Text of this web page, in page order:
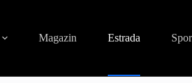
Magazin Estrada